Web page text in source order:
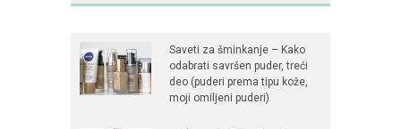
Saveti za šminkanje – Kako
odabrati savršen puder, treći
deo (puderi prema tipu kože,
moji omiljeni puderi)